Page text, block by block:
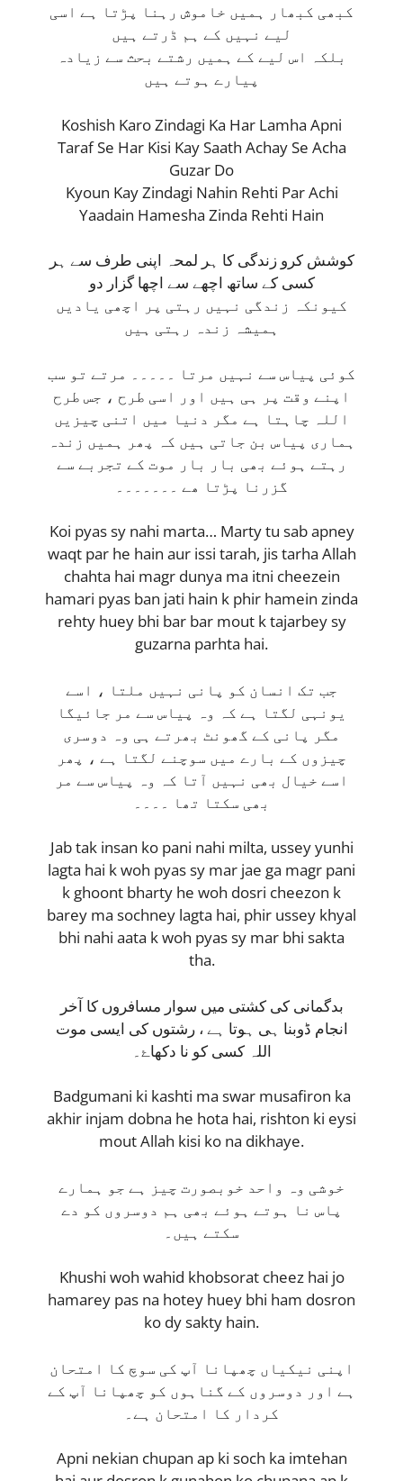
کبھی کبھار ہمیں خاموش رہنا پڑتا ہے اسی
لیے نہیں کے ہم ڈرتے ہیں
بلکہ اس لیے کے ہمیں رشتے بحث سے زیادہ
پیارے ہوتے ہیں
Koshish Karo Zindagi Ka Har Lamha Apni
Taraf Se Har Kisi Kay Saath Achay Se Acha
Guzar Do
Kyoun Kay Zindagi Nahin Rehti Par Achi
Yaadain Hamesha Zinda Rehti Hain
کوشش کرو زندگی کا ہر لمحہ اپنی طرف سے ہر
کسی کے ساتھ اچھے سے اچھا گزار دو
کیونکہ زندگی نہیں رہتی پر اچھی یادیں
ہمیشہ زندہ رہتی ہیں
کوئی پیاس سے نہیں مرتا ۔۔۔۔۔ مرتے تو سب
اپنے وقت پر ہی ہیں اور اسی طرح ، جس طرح
اللہ چاہتا ہے مگر دنیا میں اتنی چیزیں
ہماری پیاس بن جاتی ہیں کہ پھر ہمیں زندہ
رہتے ہوئے بھی بار بار موت کے تجربے سے
گزرنا پڑتا ھے ۔۔۔۔۔۔۔
Koi pyas sy nahi marta… Marty tu sab apney
waqt par he hain aur issi tarah, jis tarha Allah
chahta hai magr dunya ma itni cheezein
hamari pyas ban jati hain k phir hamein zinda
rehty huey bhi bar bar mout k tajarbey sy
guzarna parhta hai.
جب تک انسان کو پانی نہیں ملتا ، اسے
یونہی لگتا ہے کہ وہ پیاس سے مر جائیگا
مگر پانی کے گھونٹ بھرتے ہی وہ دوسری
چیزوں کے بارے میں سوچنے لگتا ہے ، پھر
اسے خیال بھی نہیں آتا کہ وہ پیاس سے مر
بھی سکتا تھا ۔۔۔۔
Jab tak insan ko pani nahi milta, ussey yunhi
lagta hai k woh pyas sy mar jae ga magr pani
k ghoont bharty he woh dosri cheezon k
barey ma sochney lagta hai, phir ussey khyal
bhi nahi aata k woh pyas sy mar bhi sakta
tha.
بدگمانی کی کشتی میں سوار مسافروں کا آخر
انجام ڈوبنا ہی ہوتا ہے ، رشتوں کی ایسی موت
اللہ کسی کو نا دکھاۓ۔
Badgumani ki kashti ma swar musafiron ka
akhir injam dobna he hota hai, rishton ki eysi
mout Allah kisi ko na dikhaye.
خوشی وہ واحد خوبصورت چیز ہے جو ہمارے
پاس نا ہوتے ہوئے بھی ہم دوسروں کو دے
سکتے ہیں۔
Khushi woh wahid khobsorat cheez hai jo
hamarey pas na hotey huey bhi ham dosron
ko dy sakty hain.
اپنی نیکیاں چھپانا آپ کی سوچ کا امتحان
ہے اور دوسروں کے گناہوں کو چھپانا آپ کے
کردار کا امتحان ہے۔
Apni nekian chupan ap ki soch ka imtehan